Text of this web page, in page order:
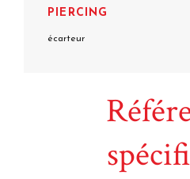
PIERCING
écarteur